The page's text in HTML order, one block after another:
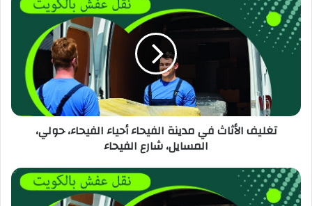
تغليف الأثاث في مدينة الفيحاء أحياء الفيحاء، حولي،
المسايل، شارع الفيحاء